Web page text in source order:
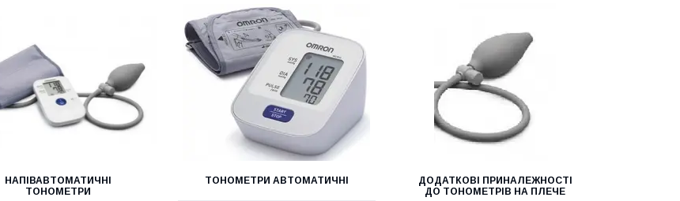
НАПІВАВТОМАТИЧНІ
ТОНОМЕТРИ
ТОНОМЕТРИ АВТОМАТИЧНІ
ДОДАТКОВІ ПРИНАЛЕЖНОСТІ
ДО ТОНОМЕТРІВ НА ПЛЕЧЕ